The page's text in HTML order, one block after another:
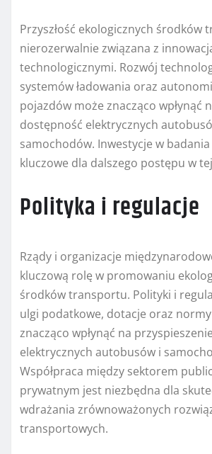
Przyszłość ekologicznych środków
nierozerwalnie związana z
technologicznymi. Rozwój
systemów ładowania oraz
pojazdów może znacząco wpłynąć
dostępność elektrycznych
samochodów. Inwestycje w
kluczowe dla dalszego postępu w
Polityka i regulacje
Rządy i organizacje
kluczową rolę w promowaniu
środków transportu. Polityki i
ulgi podatkowe, dotacje oraz
znacząco wpłynąć na
elektrycznych autobusów i
Współpraca między sektorem
prywatnym jest niezbędna dla
wdrażania zrównoważonych
transportowych.